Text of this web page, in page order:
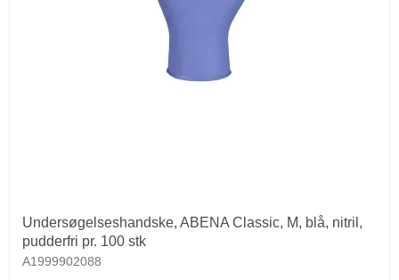
Undersøgelseshandske, ABENA Classic, M, blå, nitril,
pudderfri pr. 100 stk
A1999902088